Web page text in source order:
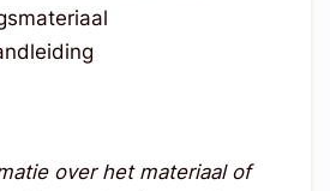
over het materiaal of